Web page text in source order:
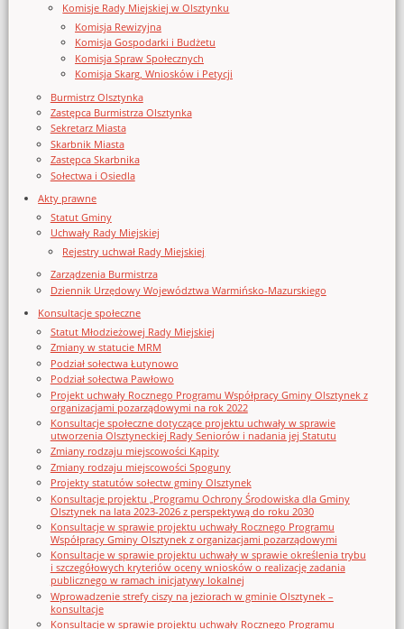
Komisje Rady Miejskiej w Olsztynku
Komisja Rewizyjna
Komisja Gospodarki i Budżetu
Komisja Spraw Społecznych
Komisja Skarg, Wniosków i Petycji
Burmistrz Olsztynka
Zastępca Burmistrza Olsztynka
Sekretarz Miasta
Skarbnik Miasta
Zastępca Skarbnika
Sołectwa i Osiedla
Akty prawne
Statut Gminy
Uchwały Rady Miejskiej
Rejestry uchwał Rady Miejskiej
Zarządzenia Burmistrza
Dziennik Urzędowy Województwa Warmińsko-Mazurskiego
Konsultacje społeczne
Statut Młodzieżowej Rady Miejskiej
Zmiany w statucie MRM
Podział sołectwa Łutynowo
Podział sołectwa Pawłowo
Projekt uchwały Rocznego Programu Współpracy Gminy Olsztynek z
organizacjami pozarządowymi na rok 2022
Konsultacje społeczne dotyczące projektu uchwały w sprawie
utworzenia Olsztyneckiej Rady Seniorów i nadania jej Statutu
Zmiany rodzaju miejscowości Kąpity
Zmiany rodzaju miejscowości Spoguny
Projekty statutów sołectw gminy Olsztynek
Konsultacje projektu „Programu Ochrony Środowiska dla Gminy
Olsztynek na lata 2023-2026 z perspektywą do roku 2030
Konsultacje w sprawie projektu uchwały Rocznego Programu
Współpracy Gminy Olsztynek z organizacjami pozarządowymi
Konsultacje w sprawie projektu uchwały w sprawie określenia trybu
i szczegółowych kryteriów oceny wniosków o realizację zadania
publicznego w ramach inicjatywy lokalnej
Wprowadzenie strefy ciszy na jeziorach w gminie Olsztynek –
konsultacje
Konsultacje w sprawie projektu uchwały Rocznego Programu